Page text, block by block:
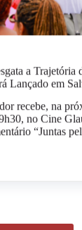
a Trajetória
Lançado em
recebe, na
no Cine
“Juntas